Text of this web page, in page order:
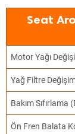
Seat
Motor Yağı
Yağ Filtre
Bakım Sıfırlama
Ön Fren Balata